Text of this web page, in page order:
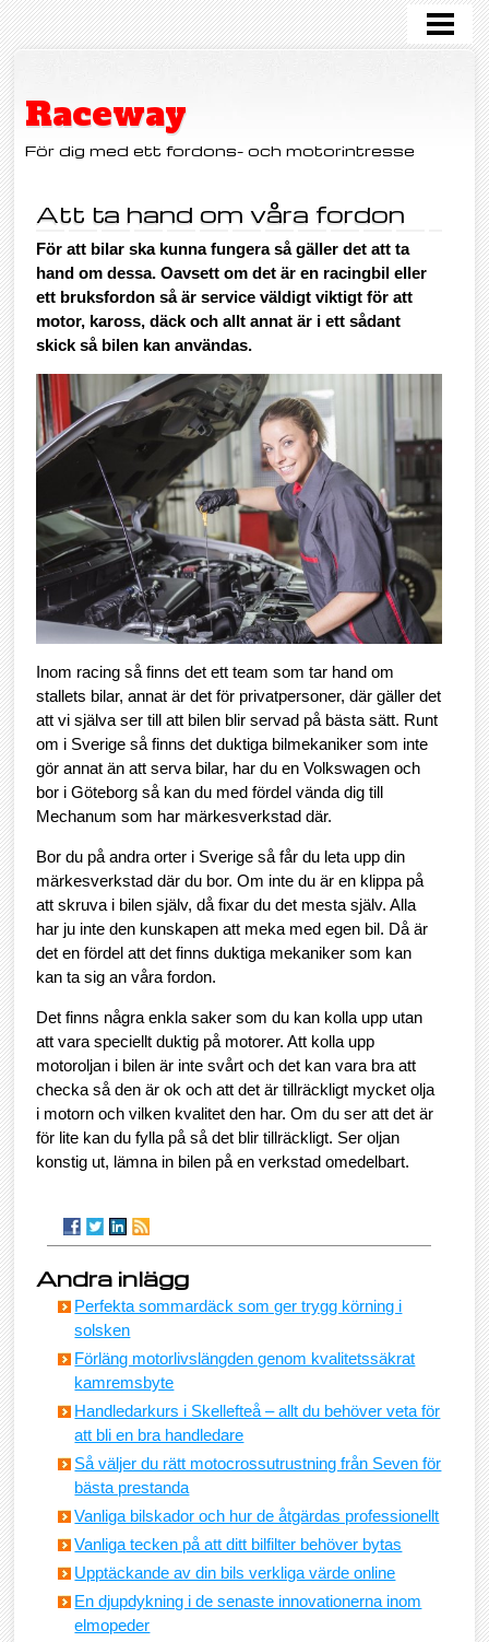
HEM
Raceway
För dig med ett fordons- och motorintresse
Att ta hand om våra fordon
För att bilar ska kunna fungera så gäller det att ta
hand om dessa. Oavsett om det är en racingbil eller
ett bruksfordon så är service väldigt viktigt för att
motor, kaross, däck och allt annat är i ett sådant
skick så bilen kan användas.
Inom racing så finns det ett team som tar hand om
stallets bilar, annat är det för privatpersoner, där gäller det
att vi själva ser till att bilen blir servad på bästa sätt. Runt
om i Sverige så finns det duktiga bilmekaniker som inte
gör annat än att serva bilar, har du en Volkswagen och
bor i Göteborg så kan du med fördel vända dig till
Mechanum som har märkesverkstad där.
Bor du på andra orter i Sverige så får du leta upp din
märkesverkstad där du bor. Om inte du är en klippa på
att skruva i bilen själv, då fixar du det mesta själv. Alla
har ju inte den kunskapen att meka med egen bil. Då är
det en fördel att det finns duktiga mekaniker som kan
kan ta sig an våra fordon.
Det finns några enkla saker som du kan kolla upp utan
att vara speciellt duktig på motorer. Att kolla upp
motoroljan i bilen är inte svårt och det kan vara bra att
checka så den är ok och att det är tillräckligt mycket olja
i motorn och vilken kvalitet den har. Om du ser att det är
för lite kan du fylla på så det blir tillräckligt. Ser oljan
konstig ut, lämna in bilen på en verkstad omedelbart.
Andra inlägg
Perfekta sommardäck som ger trygg körning i
solsken
Förläng motorlivslängden genom kvalitetssäkrat
kamremsbyte
Handledarkurs i Skellefteå – allt du behöver veta för
att bli en bra handledare
Så väljer du rätt motocrossutrustning från Seven för
bästa prestanda
Vanliga bilskador och hur de åtgärdas professionellt
Vanliga tecken på att ditt bilfilter behöver bytas
Upptäckande av din bils verkliga värde online
En djupdykning i de senaste innovationerna inom
elmopeder